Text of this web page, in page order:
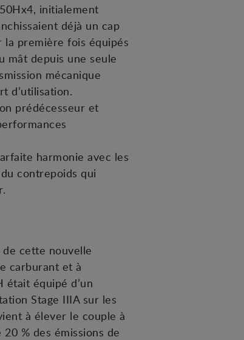
initialement
déjà un cap
première fois équipés
mât depuis une seule
mécanique
d’utilisation.
prédécesseur et
harmonie avec les
contrepoids qui
de cette nouvelle
carburant et à
était équipé d’un
Stage IIIA sur les
à élever le couple à
% des émissions de